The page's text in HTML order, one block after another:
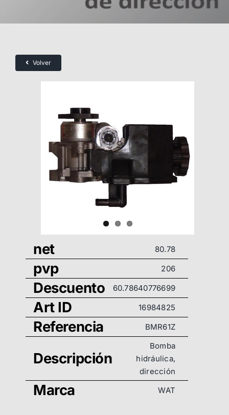
Volver
net 80.78
pvp 206
Descuento 60.78640776699
Art ID 16984825
Referencia BMR61Z
Descripción
Bomba
hidráulica,
dirección
Marca WAT